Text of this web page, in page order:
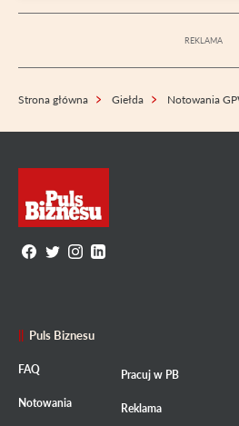
Strona główna Giełda Notowania
Puls Biznesu
FAQ
Notowania
Pracuj w PB
Reklama